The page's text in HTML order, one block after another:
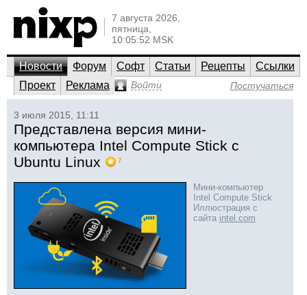
7 августа 2026,
пятница,
10:05:52 MSK
Новости Форум Софт Статьи Рецепты
Ссылки
Проект
Реклама Войти Постучаться
3 июля 2015, 11:11
Представлена версия мини-
компьютера Intel Compute Stick с
Ubuntu Linux
7
Мини-компьютер
Intel Compute Stick
Иллюстрация с
сайта intel.com